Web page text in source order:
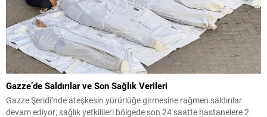
Gazze’de Saldırılar ve Son Sağlık Verileri
Gazze Şeridi’nde ateşkesin yürürlüğe girmesine rağmen saldırılar
devam ediyor; sağlık yetkilileri bölgede son 24 saatte hastanelere 2